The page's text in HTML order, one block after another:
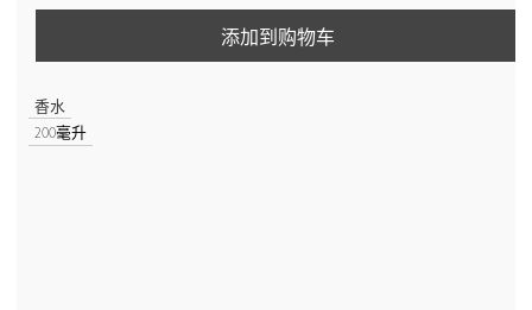
添加到购物车
香水
200毫升